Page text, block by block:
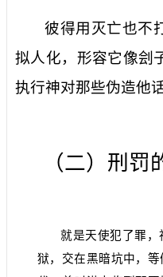
彼得用 灭亡也不
拟人化，形容它像刽
执行神对那些伪造他
（二）刑罚
就是天使犯了罪
狱，交在黑暗坑中，